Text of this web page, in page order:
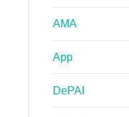
AMA
App
DePAI